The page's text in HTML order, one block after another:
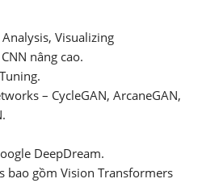
Visualizing
nâng cao.
– CycleGAN, ArcaneGAN,
DeepDream.
bao gồm Vision Transformers